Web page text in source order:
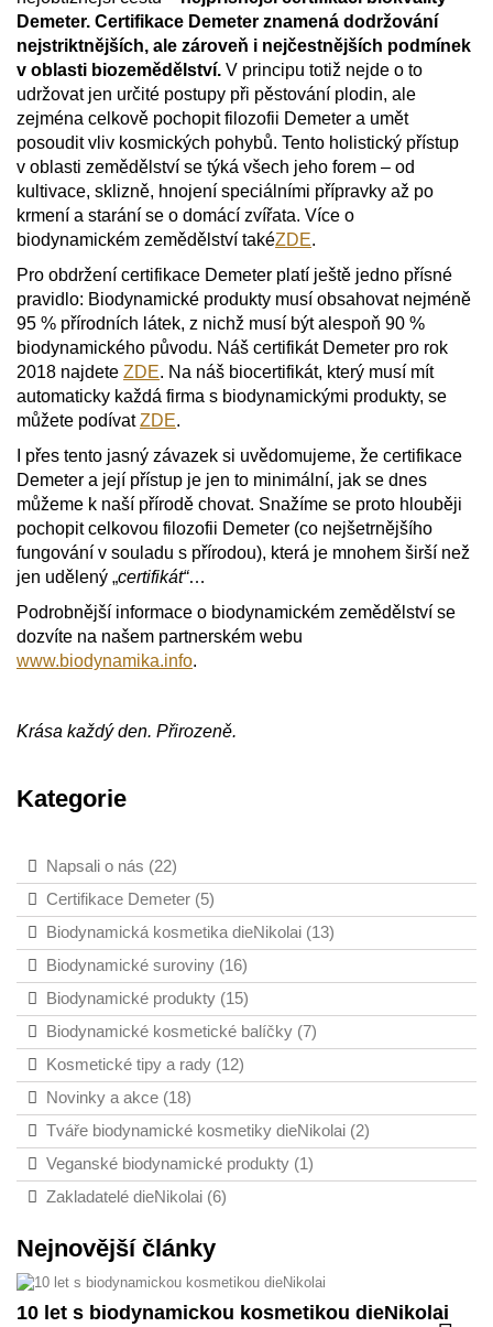
Demeter. Certifikace Demeter znamená dodržování
nejstriktnějších, ale zároveň i nejčestnějších podmínek
v oblasti biozemědělství. V principu totiž nejde o to
udržovat jen určité postupy při pěstování plodin, ale
zejména celkově pochopit filozofii Demeter a umět
posoudit vliv kosmických pohybů. Tento holistický přístup
v oblasti zemědělství se týká všech jeho forem – od
kultivace, sklizně, hnojení speciálními přípravky až po
krmení a starání se o domácí zvířata. Více o
biodynamickém zemědělství takéZDE.
Pro obdržení certifikace Demeter platí ještě jedno přísné
pravidlo: Biodynamické produkty musí obsahovat nejméně
95 % přírodních látek, z nichž musí být alespoň 90 %
biodynamického původu. Náš certifikát Demeter pro rok
2018 najdete ZDE. Na náš biocertifikát, který musí mít
automaticky každá firma s biodynamickými produkty, se
můžete podívatZDE.
I přes tento jasný závazek si uvědomujeme, že certifikace
Demeter a její přístup je jen to minimální, jak se dnes
můžeme k naší přírodě chovat. Snažíme se proto hlouběji
pochopit celkovou filozofii Demeter (co nejšetrnějšího
fungování v souladu s přírodou), která je mnohem širší než
jen udělený „certifikát“…
Podrobnější informace o biodynamickém zemědělství se
dozvíte na našem partnerském webu
www.biodynamika.info.
Krása každý den. Přirozeně.
Kategorie
Napsali o nás (22)
Certifikace Demeter (5)
Biodynamická kosmetika dieNikolai (13)
Biodynamické suroviny (16)
Biodynamické produkty (15)
Biodynamické kosmetické balíčky (7)
Kosmetické tipy a rady (12)
Novinky a akce (18)
Tváře biodynamické kosmetiky dieNikolai (2)
Veganské biodynamické produkty (1)
Zakladatelé dieNikolai (6)
Nejnovější články
10 let s biodynamickou kosmetikou dieNikolai